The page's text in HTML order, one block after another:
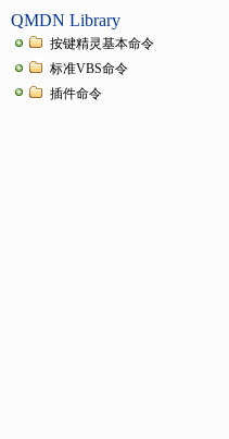
QMDN Library
按键精灵基本命令
标准VBS命令
插件命令